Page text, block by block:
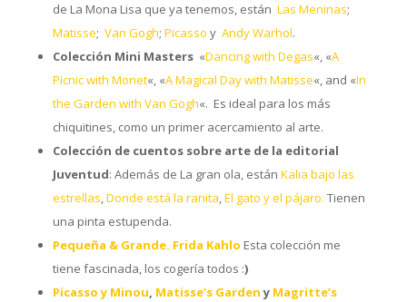
de La Mona Lisa que ya tenemos, están Las Meninas;
Matisse; Van Gogh; Picasso y Andy Warhol.
Colección Mini Masters «Dancing with Degas«, «A
Picnic with Monet«, «A Magical Day with Matisse«, and «In
the Garden with Van Gogh«. Es ideal para los más
chiquitines, como un primer acercamiento al arte.
Colección de cuentos sobre arte de la editorial
Juventud: Además de La gran ola, están Kalia bajo las
estrellas,Donde está la ranita,El gato y el pájaro. Tienen
una pinta estupenda.
Pequeña & Grande. Frida Kahlo Esta colección me
tiene fascinada, los cogería todos :)
Picasso y Minou, Matisse’s Gardeny Magritte’s